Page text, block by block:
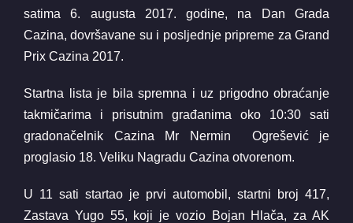
satima 6. augusta 2017. godine, na Dan Grada
Cazina, dovršavane su i posljednje pripreme za Grand
Prix Cazina 2017.
Startna lista je bila spremna i uz prigodno obraćanje
takmičarima i prisutnim građanima oko 10:30 sati
gradonačelnik Cazina Mr Nermin Ogrešević je
proglasio 18. Veliku Nagradu Cazina otvorenom.
U 11 sati startao je prvi automobil, startni broj 417,
Zastava Yugo 55, koji je vozio Bojan Hlača, za AK